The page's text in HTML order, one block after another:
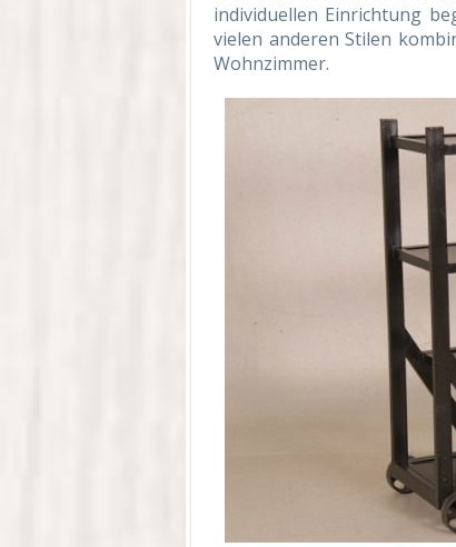
individuellen Einrichtung
vielen anderen Stilen
Wohnzimmer.